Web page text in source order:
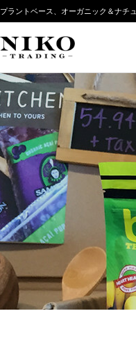
プラントベース、オーガニック＆ナチ